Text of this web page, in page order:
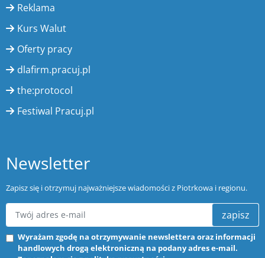
Reklama
Kurs Walut
Oferty pracy
dlafirm.pracuj.pl
the:protocol
Festiwal Pracuj.pl
Newsletter
Zapisz się i otrzymuj najważniejsze wiadomości z Piotrkowa i regionu.
zapisz
Wyrażam zgodę na otrzymywanie newslettera oraz informacji
handlowych drogą elektroniczną na podany adres e-mail.